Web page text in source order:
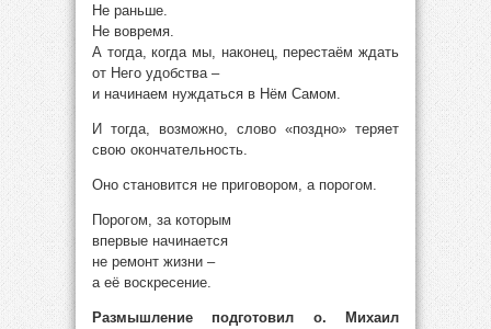
Не раньше.
Не вовремя.
А тогда, когда мы, наконец, перестаём ждать
от Него удобства –
и начинаем нуждаться в Нём Самом.
И тогда, возможно, слово «поздно» теряет
свою окончательность.
Оно становится не приговором, а порогом.
Порогом, за которым
впервые начинается
не ремонт жизни –
а её воскресение.
Размышление подготовил о. Михаил